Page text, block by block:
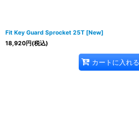
Fit Key Guard Sprocket 25T [New]
18,920円(税込)
カートに入れる